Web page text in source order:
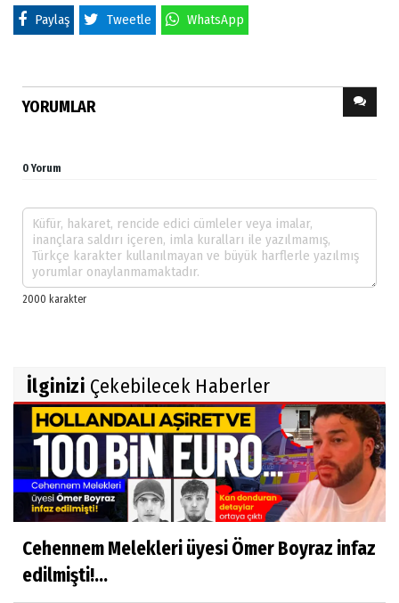
Paylaş Tweetle WhatsApp
YORUMLAR
0 Yorum
İlginizi Çekebilecek Haberler
Cehennem Melekleri üyesi Ömer Boyraz infaz
edilmişti!...